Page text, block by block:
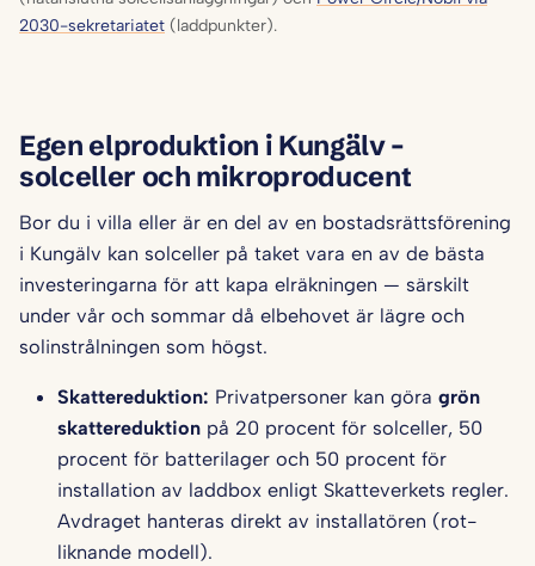
2030-sekretariatet (laddpunkter).
Egen elproduktion i Kungälv –
solceller och mikroproducent
Bor du i villa eller är en del av en bostadsrättsförening
i Kungälv kan solceller på taket vara en av de bästa
investeringarna för att kapa elräkningen — särskilt
under vår och sommar då elbehovet är lägre och
solinstrålningen som högst.
Skattereduktion: Privatpersoner kan göra grön
skattereduktion på 20 procent för solceller, 50
procent för batterilager och 50 procent för
installation av laddbox enligt Skatteverkets regler.
Avdraget hanteras direkt av installatören (rot-
liknande modell).